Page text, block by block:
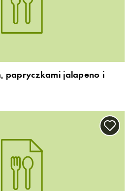
papryczkami jalapeno i